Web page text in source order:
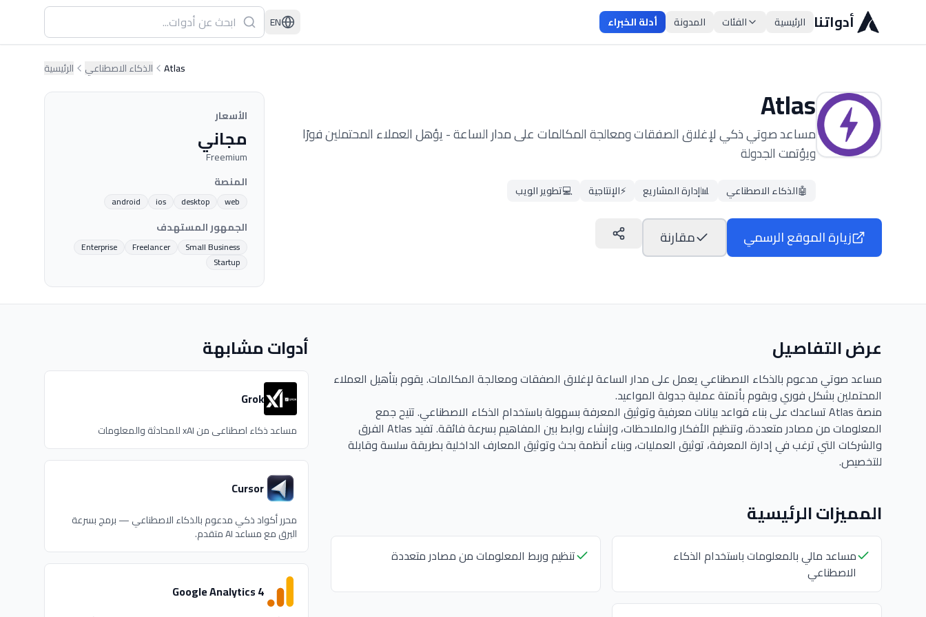
أدواتنا الرئيسية الفئات المدونة أدلة الخبراء EN
الرئيسية الذكاء الاصطناعي Atlas
Atlas
مساعد صوتي ذكي لإغلاق الصفقات ومعالجة المكالمات على مدار الساعة - يؤهل العملاء المحتملين فورًا
ويؤتمت الجدولة
🤖الذكاء الاصطناعي 📊إدارة المشاريع ⚡الإنتاجية 💻تطوير الويب
زيارة الموقع الرسمي مقارنة
الأسعار
مجاني
Freemium
المنصة
web
desktop
ios
android
الجمهور المستهدف
Small Business
Freelancer
Enterprise
Startup
عرض التفاصيل
مساعد صوتي مدعوم بالذكاء الاصطناعي يعمل على مدار الساعة لإغلاق الصفقات ومعالجة المكالمات. يقوم بتأهيل العملاء
المحتملين بشكل فوري ويقوم بأتمتة عملية جدولة المواعيد.
منصة Atlas تساعدك على بناء قواعد بيانات معرفية وتوثيق المعرفة بسهولة باستخدام الذكاء الاصطناعي. تتيح جمع
المعلومات من مصادر متعددة، وتنظيم الأفكار والملاحظات، وإنشاء روابط بين المفاهيم بسرعة فائقة. تفيد Atlas الفرق
والشركات التي ترغب في إدارة المعرفة، توثيق العمليات، وبناء أنظمة بحث وتوثيق المعارف الداخلية بطريقة سلسة وقابلة
للتخصيص.
المميزات الرئيسية
مساعد مالي بالمعلومات باستخدام الذكاء
الاصطناعي
تنظيم وربط المعلومات من مصادر متعددة
أدوات مشابهة
Grok
مساعد ذكاء اصطناعي من xAI للمحادثة والمعلومات
Cursor
محرر أكواد ذكي مدعوم بالذكاء الاصطناعي — برمج بسرعة
البرق مع مساعد AI متقدم.
Google Analytics 4